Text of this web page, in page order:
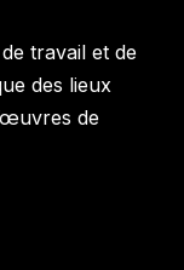
travail et de
des lieux
de